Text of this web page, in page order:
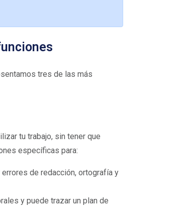
tres de las más
tu trabajo, sin tener que
específicas para:
de redacción, ortografía y
y puede trazar un plan de